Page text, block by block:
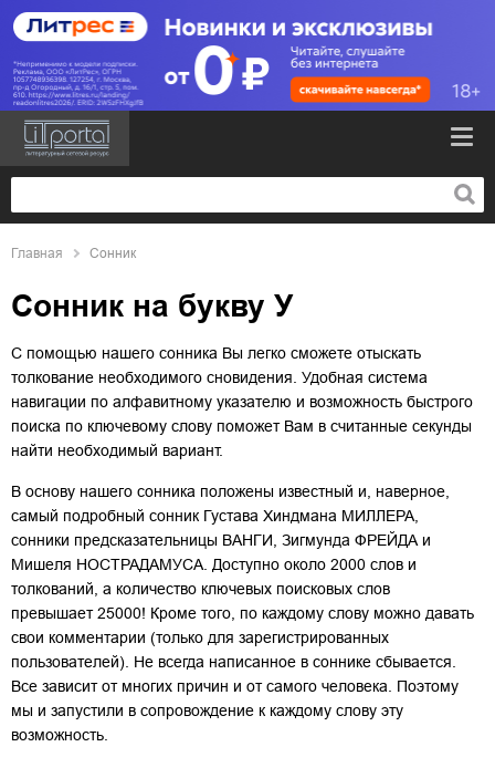
Главная Сонник
Сонник на букву У
С помощью нашего сонника Вы легко сможете отыскать
толкование необходимого сновидения. Удобная система
навигации по алфавитному указателю и возможность быстрого
поиска по ключевому слову поможет Вам в считанные секунды
найти необходимый вариант.
В основу нашего сонника положены известный и, наверное,
самый подробный сонник Густава Хиндмана МИЛЛЕРА,
сонники предсказательницы ВАНГИ, Зигмунда ФРЕЙДА и
Мишеля НОСТРАДАМУСА. Доступно около 2000 слов и
толкований, а количество ключевых поисковых слов
превышает 25000! Кроме того, по каждому слову можно давать
свои комментарии (только для зарегистрированных
пользователей). Не всегда написанное в соннике сбывается.
Все зависит от многих причин и от самого человека. Поэтому
мы и запустили в сопровождение к каждому слову эту
возможность.